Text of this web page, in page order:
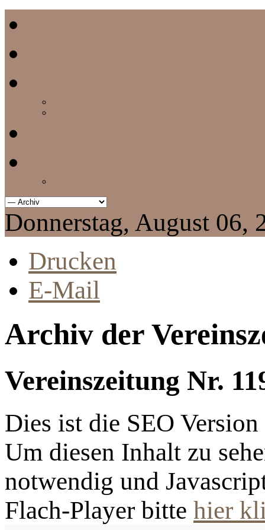
Donnerstag, August 06,
Drucken
E-Mail
Archiv der
Vereinszeitung Nr.
Dies ist die SEO
Um diesen Inhalt zu
notwendig und
Flach-Player bitte hier